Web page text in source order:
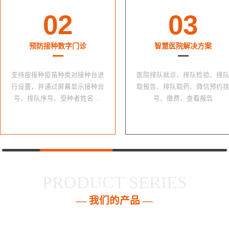
02
预防接种数字门诊
支持按接种疫苗种类对接种台进
行设置，并通过屏幕显示接种台
号、排队序号、受种者姓名 …
03
智慧医院解决方案
医院排队就诊、排队检验、排队
取报告、排队取药、微信预约挂
号、缴费、查看报告
— 我们的产品 —